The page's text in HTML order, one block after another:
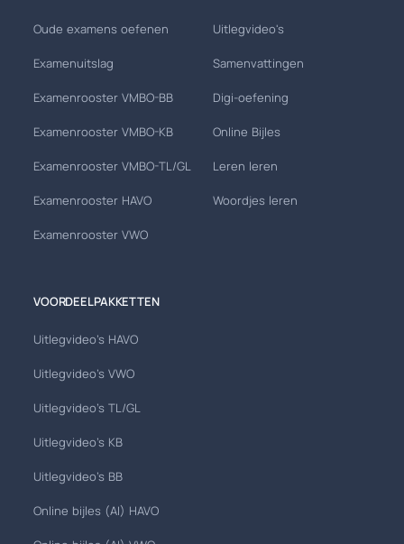
Oude examens oefenen
Examenuitslag
Examenrooster VMBO-BB
Examenrooster VMBO-KB
Examenrooster VMBO-TL/GL
Examenrooster HAVO
Examenrooster VWO
Uitlegvideo's
Samenvattingen
Digi-oefening
Online Bijles
Leren leren
Woordjes leren
VOORDEELPAKKETTEN
Uitlegvideo's HAVO
Uitlegvideo's VWO
Uitlegvideo's TL/GL
Uitlegvideo's KB
Uitlegvideo's BB
Online bijles (AI) HAVO